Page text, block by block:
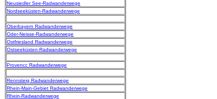
Neusiedler See-Radwanderwege
Nordseeküsten-Radwanderwege
Oberbayern Radwanderwege
Oder-Neisse-Radwanderwege
Ostfriesland Radwanderwege
Ostseeküsten-Radwanderwege
Provencc Radwanderwege
Rennsteig Radwanderwege
Rhein-Main-Gebiet Radwanderwege
Rhein-Radwanderwege